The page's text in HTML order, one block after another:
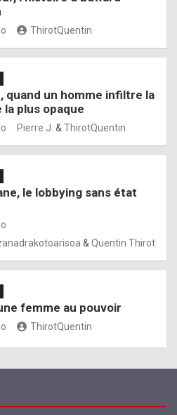
ThirotQuentin
quand un homme infiltre la
plus opaque
Pierre J. & ThirotQuentin
le lobbying sans état
& Quentin Thirot
femme au pouvoir
ThirotQuentin